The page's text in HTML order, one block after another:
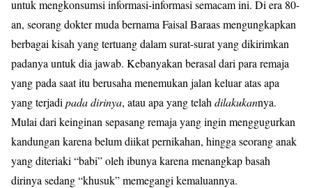
untuk mengkonsumsi informasi-informasi semacam ini. Di era 80-
an, seorang dokter muda bernama Faisal Baraas mengungkapkan
berbagai kisah yang tertuang dalam surat-surat yang dikirimkan
padanya untuk dia jawab. Kebanyakan berasal dari para remaja
yang pada saat itu berusaha menemukan jalan keluar atas apa
yang terjadi pada dirinya, atau apa yang telah dilakukannya.
Mulai dari keinginan sepasang remaja yang ingin menggugurkan
kandungan karena belum diikat pernikahan, hingga seorang anak
yang diteriaki “babi” oleh ibunya karena menangkap basah
dirinya sedang “khusuk” memegangi kemaluannya.